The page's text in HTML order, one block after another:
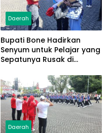
Daerah
Bupati Bone Hadirkan
Senyum untuk Pelajar yang
Sepatunya Rusak di
Kemerdekaan
Daerah